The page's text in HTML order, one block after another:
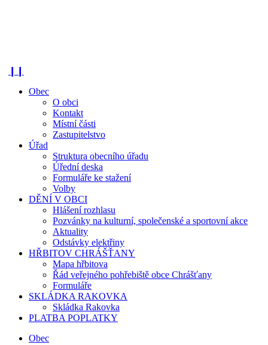
Obec
O obci
Kontakt
Místní části
Zastupitelstvo
Úřad
Struktura obecního úřadu
Úřední deska
Formuláře ke stažení
Volby
DĚNÍ V OBCI
Hlášení rozhlasu
Pozvánky na kulturní, společenské a sportovní akce
Aktuality
Odstávky elektřiny
HŘBITOV CHRÁŠŤANY
Mapa hřbitova
Řád veřejného pohřebiště obce Chrášťany
Formuláře
SKLÁDKA RAKOVKA
Skládka Rakovka
PLATBA POPLATKY
Obec